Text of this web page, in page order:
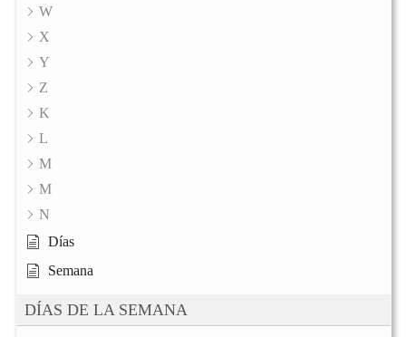
W
X
Y
Z
K
L
M
M
N
Días
Semana
DÍAS DE LA SEMANA